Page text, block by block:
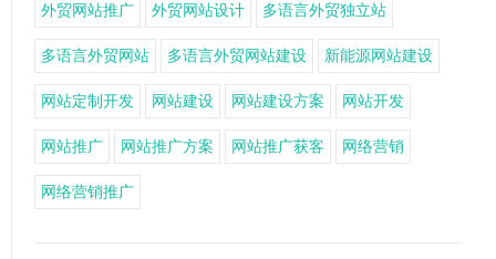
外贸网站推广 外贸网站设计 多语言外贸独立站
多语言外贸网站 多语言外贸网站建设 新能源网站建设
网站定制开发 网站建设 网站建设方案 网站开发
网站推广 网站推广方案 网站推广获客 网络营销
网络营销推广